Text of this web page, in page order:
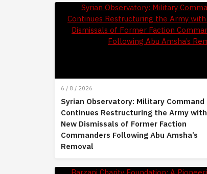
6 / 8 / 2026
Syrian Observatory: Military Command
Continues Restructuring the Army with
New Dismissals of Former Faction
Commanders Following Abu Amsha’s
Removal